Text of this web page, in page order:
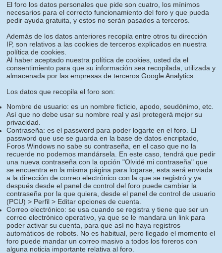
El foro los datos personales que pide son cuatro, los mínimos
necesarios para el correcto funcionamiento del foro y que pueda
pedir ayuda gratuita, y estos no serán pasados a terceros.
Además de los datos anteriores recopila entre otros tu dirección
IP, son relativos a las cookies de terceros explicados en nuestra
política de cookies.
Al haber aceptado nuestra política de cookies, usted da el
consentimiento para que su información sea recopilada, utilizada y
almacenada por las empresas de terceros Google Analytics.
Los datos que recopila el foro son:
Nombre de usuario: es un nombre ficticio, apodo, seudónimo, etc.
Así que no debe usar su nombre real y así protegerá mejor su
privacidad.
Contraseña: es el password para poder logarte en el foro. El
password que use se guarda en la base de datos encriptado,
Foros Windows no sabe su contraseña, en el caso que no la
recuerde no podemos mandársela. En este caso, tendrá que pedir
una nueva contraseña con la opción "Olvidé mi contraseña" que
se encuentra en la misma página para logarse, esta será enviada
a la dirección de correo electrónico con la que se registró y ya
después desde el panel de control del foro puede cambiar la
contraseña por la que quiera, desde el panel de control de usuario
(PCU) > Perfil > Editar opciones de cuenta.
Correo electrónico: se usa cuando se registra y tiene que ser un
correo electrónico operativo, ya que se le mandara un link para
poder activar su cuenta, para que así no haya registros
automáticos de robots. No es habitual, pero llegado el momento el
foro puede mandar un correo masivo a todos los foreros con
alguna noticia importante relativa al foro.